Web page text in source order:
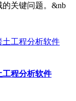
关键问题。&nb
工程分析软件